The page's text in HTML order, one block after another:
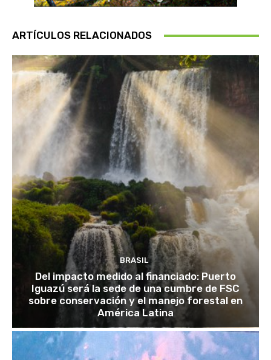
ARTÍCULOS RELACIONADOS
BRASIL
Del impacto medido al financiado: Puerto
Iguazú será la sede de una cumbre de FSC
sobre conservación y el manejo forestal en
América Latina